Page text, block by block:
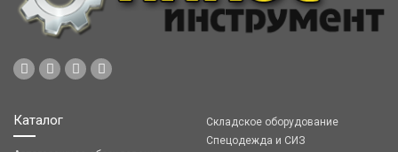
Каталог
Складское оборудование
Спецодежда и СИЗ